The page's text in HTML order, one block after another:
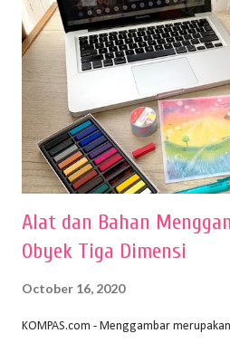
Alat dan Bahan
Obyek Tiga Dimensi
October 16, 2020
KOMPAS.com - Menggambar